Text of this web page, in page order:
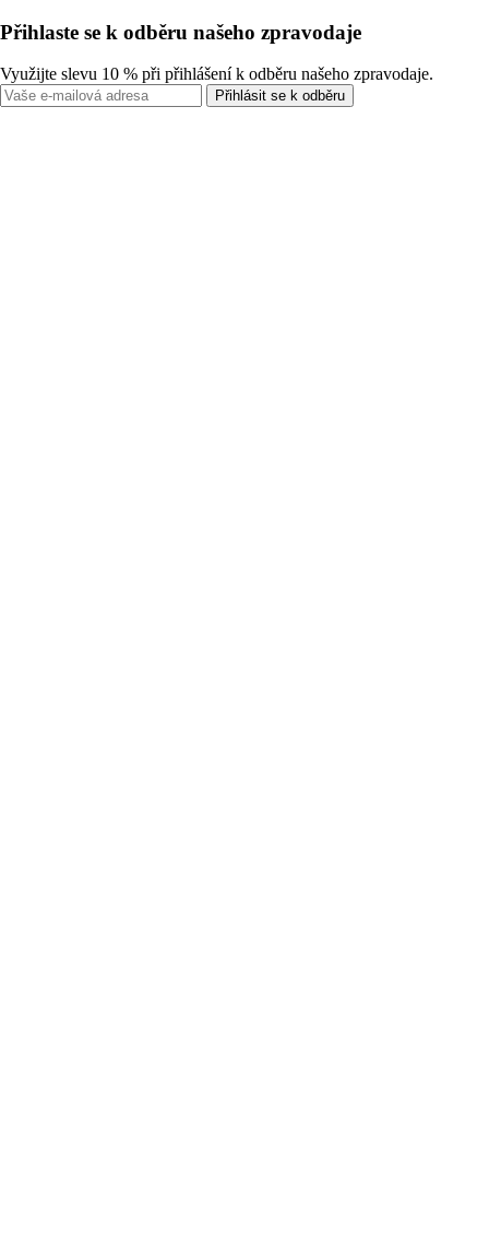
Přihlaste se k odběru našeho zpravodaje
Využijte slevu 10 % při přihlášení k odběru našeho zpravodaje.
Přihlásit se k odběru